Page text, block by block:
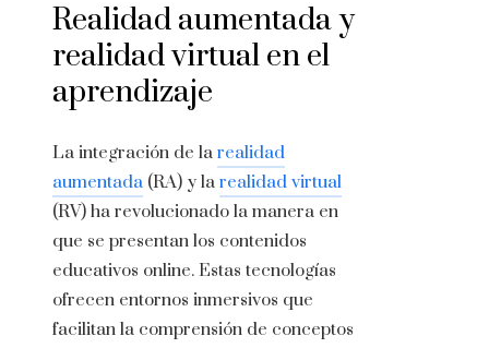
Realidad aumentada y
realidad virtual en el
aprendizaje
La integración de la realidad
aumentada (RA) y la realidad virtual
(RV) ha revolucionado la manera en
que se presentan los contenidos
educativos online. Estas tecnologías
ofrecen entornos inmersivos que
facilitan la comprensión de conceptos